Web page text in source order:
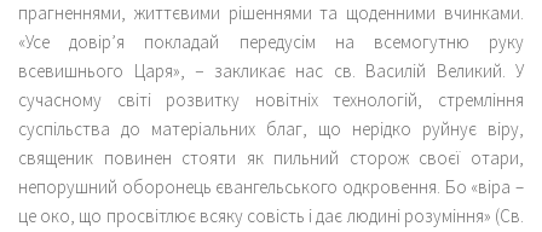
прагненнями, життєвими рішеннями та щоденними вчинками.
«Усе довір’я покладай передусім на всемогутню руку
всевишнього Царя», − закликає нас св. Василій Великий. У
сучасному світі розвитку новітніх технологій, стремління
суспільства до матеріальних благ, що нерідко руйнує віру,
священик повинен стояти як пильний сторож своєї отари,
непорушний оборонець євангельського одкровення. Бо «віра –
це око, що просвітлює всяку совість і дає людині розуміння» (Св.